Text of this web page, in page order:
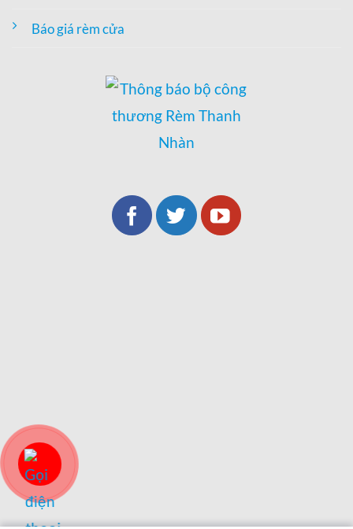
Báo giá rèm cửa